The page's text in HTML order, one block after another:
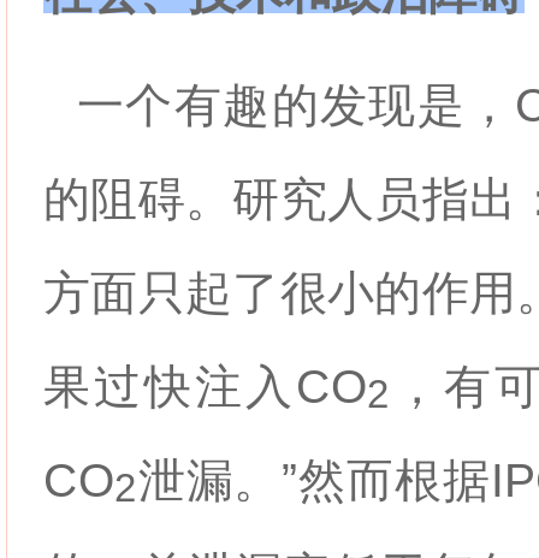
一个有趣的发现是，
的阻碍。研究人员指出
方面只起了很小的作用
果过快注入 CO2
，有
CO2泄漏。”然而根据